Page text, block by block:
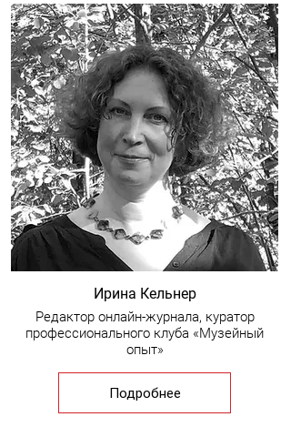
Ирина Кельнер
Редактор онлайн-журнала, куратор
профессионального клуба «Музейный
опыт»
Подробнее